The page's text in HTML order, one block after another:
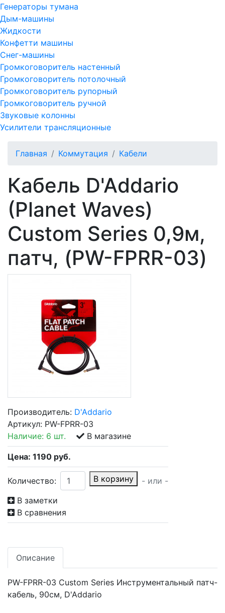
Генераторы тумана
Дым-машины
Жидкости
Конфетти машины
Снег-машины
Громкоговоритель настенный
Громкоговоритель потолочный
Громкоговоритель рупорный
Громкоговоритель ручной
Звуковые колонны
Усилители трансляционные
Главная Коммутация Кабели
Кабель D'Addario
(Planet Waves)
Custom Series 0,9м,
патч, (PW-FPRR-03)
Производитель: D'Addario
Артикул: PW-FPRR-03
Наличие: 6 шт. В магазине
Цена: 1190 руб.
Количество: В корзину
- или -
В заметки
В сравнения
Описание
PW-FPRR-03 Custom Series Инструментальный патч-
кабель, 90см, D'Addario